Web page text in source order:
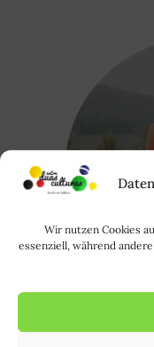
Wir nutzen Cookies
essenziell, während